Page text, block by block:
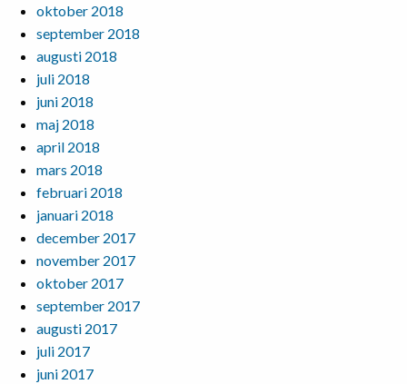
oktober 2018
september 2018
augusti 2018
juli 2018
juni 2018
maj 2018
april 2018
mars 2018
februari 2018
januari 2018
december 2017
november 2017
oktober 2017
september 2017
augusti 2017
juli 2017
juni 2017